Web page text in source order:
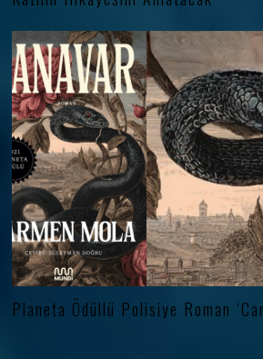
Planeta Ödüllü Polisiye Roman